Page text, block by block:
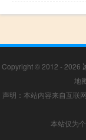
Copyright © 2012 - 2026
地
声明：本站内容来自互联
本站仅为